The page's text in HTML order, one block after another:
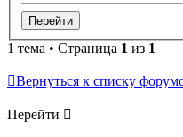
1 тема • Страница 1 из 1
Вернуться к списку
Перейти